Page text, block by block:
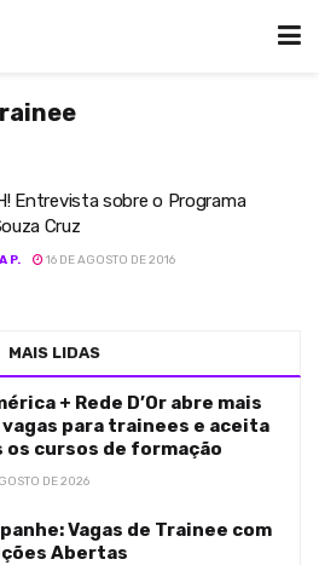
Entrevista sobre o Programa
Cruz
P. 16 DE AGOSTO DE 2016
MAIS LIDAS
+ Rede D’Or abre mais
vagas para trainees e aceita
os cursos de formação
DE 2026
Vagas de Trainee com
Abertas